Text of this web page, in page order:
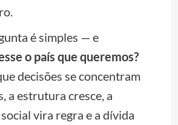
é simples — e
o país que queremos?
decisões se concentram
a estrutura cresce, a
vira regra e a dívida